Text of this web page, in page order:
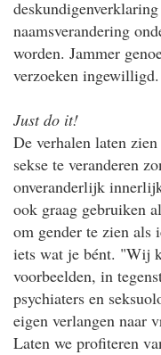
naamsverandering
worden. Jammer
verzoeken ingewilligd.
Just do it!
De verhalen laten
sekse te veranderen
onveranderlijk
ook graag gebruiken
om gender te zien als
iets wat je bént. "Wij
voorbeelden, in
psychiaters en
eigen verlangen naar
Laten we profiteren